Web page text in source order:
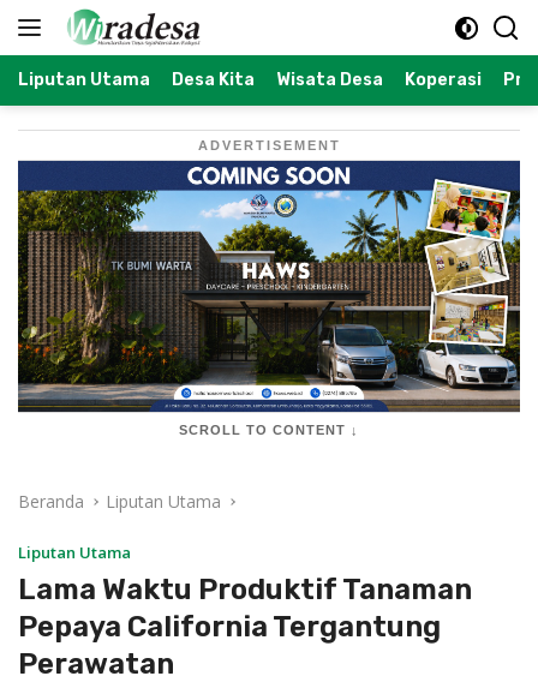
Langsung
Liputan Utama Desa Kita Wisata Desa Koperasi
ADVERTISEMENT
SCROLL TO CONTENT ↓
Beranda Liputan Utama
Liputan Utama
Lama Waktu Produktif Tanaman
Pepaya California Tergantung
Perawatan